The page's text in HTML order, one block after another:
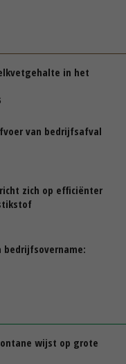
in het
van bedrijfsafval
zich op efficiënter
bedrijfsovername:
wijst op grote